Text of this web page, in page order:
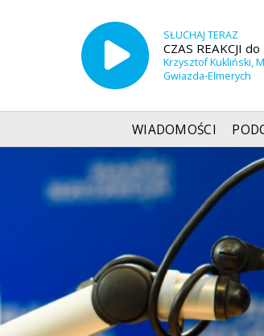
SŁUCHAJ TERAZ
CZAS REAKCJI
Krzysztof Kukliński,
Gwiazda-Elmerych
WIADOMOŚCI